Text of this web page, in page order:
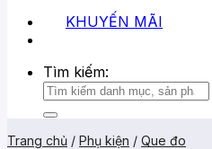
KHUYẾN MÃI
Tìm kiếm:
Trang chủ / Phụ kiện / Que đo